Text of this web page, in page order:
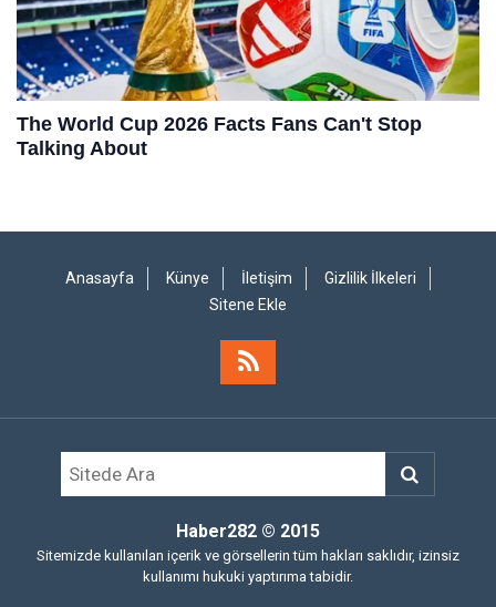
Anasayfa Künye İletişim
Gizlilik İlkeleri
Sitene Ekle
Haber282 © 2015
Sitemizde kullanılan içerik ve görsellerin tüm hakları saklıdır, izinsiz
kullanımı hukuki yaptırıma tabidir.